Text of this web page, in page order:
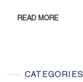
READ MORE
CATEGORIES